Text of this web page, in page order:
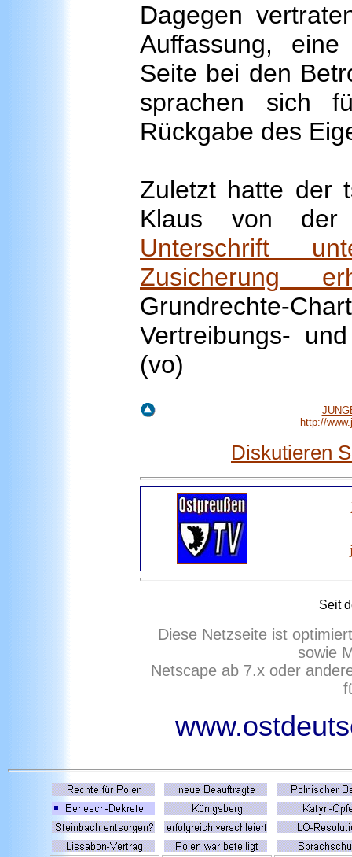
Dagegen
Auffassung,
Seite bei den
sprachen sich
Rückgabe des
Zuletzt hatte der
Klaus von der
Unterschrift
Zusicherung
Grundrechte-
Vertreibungs-
(vo)
http://
Diskutieren
Seit
Diese Netzseite ist
sowie
Netscape ab 7.x oder